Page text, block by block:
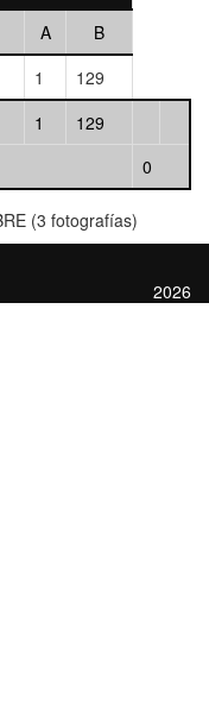
A
B
1
129
1
129
0
(3 fotografías)
2026